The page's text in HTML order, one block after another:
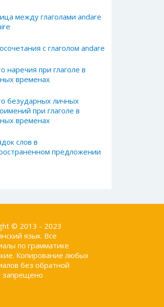
между глаголами andare
с глаголом andare
наречия при глаголе в
временах
безударных личных
при глаголе в
временах
слов в
предложении
© 2013 - 2023
язык. Все
по грамматике
Копирование любых
без обратной
запрещено